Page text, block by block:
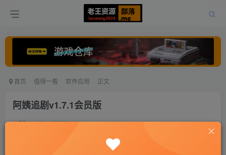
首页 值得一看 软件应用 正文
阿姨追剧v1.7.1会员版
老王 打赏